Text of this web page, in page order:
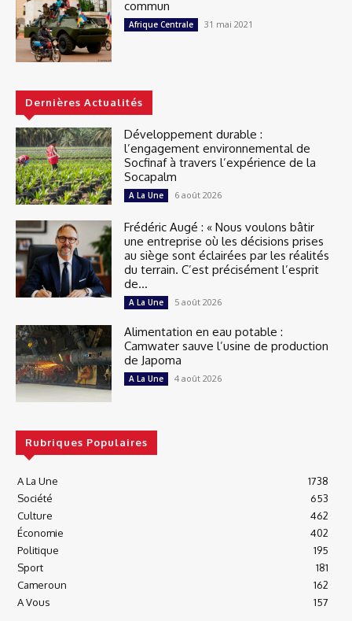
commun
Afrique Centrale 31 mai 2021
Dernières Actualités
Développement durable :
l’engagement environnemental de
Socfinaf à travers l’expérience de la
Socapalm
A La Une 6 août 2026
Frédéric Augé : « Nous voulons bâtir
une entreprise où les décisions prises
au siège sont éclairées par les réalités
du terrain. C’est précisément l’esprit
de...
A La Une 5 août 2026
Alimentation en eau potable :
Camwater sauve l’usine de production
de Japoma
A La Une 4 août 2026
Rubriques Populaires
A La Une
1738
Société
653
Culture
462
Économie
402
Politique
195
Sport
181
Cameroun
162
A Vous
157